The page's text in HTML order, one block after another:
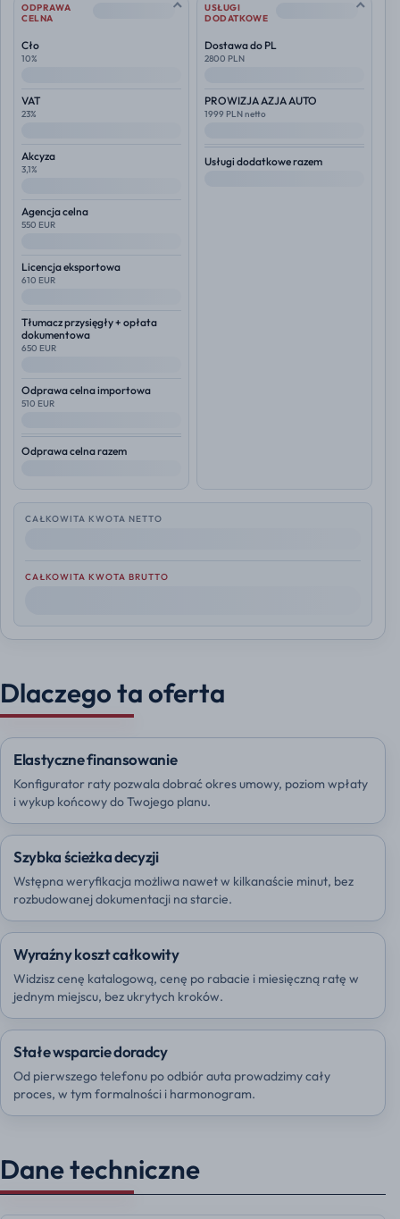
ODPRAWA
CELNA
--
Cło
10%
VAT
23%
Akcyza
3,1%
Agencja celna
550 EUR
Licencja eksportowa
610 EUR
Tłumacz przysięgły + opłata
dokumentowa
650 EUR
Odprawa celna importowa
510 EUR
Odprawa celna razem
USŁUGI
DODATKOWE
--
Dostawa do PL
2800 PLN
PROWIZJA AZJA AUTO
1999 PLN netto
Usługi dodatkowe razem
CAŁKOWITA KWOTA NETTO
CAŁKOWITA KWOTA BRUTTO
Dlaczego ta oferta
Elastyczne finansowanie
Konfigurator raty pozwala dobrać okres umowy, poziom wpłaty
i wykup końcowy do Twojego planu.
Szybka ścieżka decyzji
Wstępna weryfikacja możliwa nawet w kilkanaście minut, bez
rozbudowanej dokumentacji na starcie.
Wyraźny koszt całkowity
Widzisz cenę katalogową, cenę po rabacie i miesięczną ratę w
jednym miejscu, bez ukrytych kroków.
Stałe wsparcie doradcy
Od pierwszego telefonu po odbiór auta prowadzimy cały
proces, w tym formalności i harmonogram.
Dane techniczne